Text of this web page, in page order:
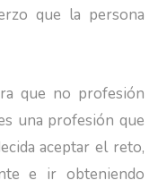
que la persona
que no profesión
una profesión que
aceptar el reto,
e ir obteniendo